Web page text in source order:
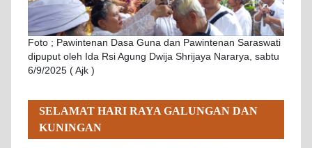
Foto ; Pawintenan Dasa Guna dan Pawintenan Saraswati
dipuput oleh Ida Rsi Agung Dwija Shrijaya Nararya, sabtu
6/9/2025 ( Ajk )
SELAMAT HARI RAYA GALUNGAN DAN
KUNINGAN